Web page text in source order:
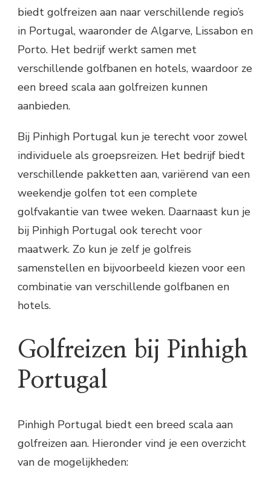
biedt golfreizen aan naar verschillende regio’s
in Portugal, waaronder de Algarve, Lissabon en
Porto. Het bedrijf werkt samen met
verschillende golfbanen en hotels, waardoor ze
een breed scala aan golfreizen kunnen
aanbieden.
Bij Pinhigh Portugal kun je terecht voor zowel
individuele als groepsreizen. Het bedrijf biedt
verschillende pakketten aan, variërend van een
weekendje golfen tot een complete
golfvakantie van twee weken. Daarnaast kun je
bij Pinhigh Portugal ook terecht voor
maatwerk. Zo kun je zelf je golfreis
samenstellen en bijvoorbeeld kiezen voor een
combinatie van verschillende golfbanen en
hotels.
Golfreizen bij Pinhigh
Portugal
Pinhigh Portugal biedt een breed scala aan
golfreizen aan. Hieronder vind je een overzicht
van de mogelijkheden: